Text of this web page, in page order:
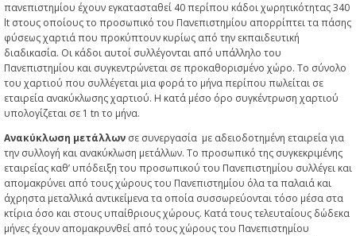
πανεπιστημίου έχουν εγκατασταθεί 40 περίπου κάδοι χωρητικότητας 340
lt στους οποίους το προσωπικό του Πανεπιστημίου απορρίπτει τα πάσης
φύσεως χαρτιά που προκύπτουν κυρίως από την εκπαιδευτική
διαδικασία. Οι κάδοι αυτοί συλλέγονται από υπάλληλο του
Πανεπιστημίου και συγκεντρώνεται σε προκαθορισμένο χώρο. Το σύνολο
του χαρτιού που συλλέγεται μια φορά το μήνα περίπου πωλείται σε
εταιρεία ανακύκλωσης χαρτιού. Η κατά μέσο όρο συγκέντρωση χαρτιού
υπολογίζεται σε 1 tn το μήνα.
Ανακύκλωση μετάλλων σε συνεργασία με αδειοδοτημένη εταιρεία για
την συλλογή και ανακύκλωση μετάλλων. Το προσωπικό της συγκεκριμένης
εταιρείας καθ’ υπόδειξη του προσωπικού του Πανεπιστημίου συλλέγει και
απομακρύνει από τους χώρους του Πανεπιστημίου όλα τα παλαιά και
άχρηστα μεταλλικά αντικείμενα τα οποία συσσωρεύονται τόσο μέσα στα
κτίρια όσο και στους υπαίθριους χώρους. Κατά τους τελευταίους δώδεκα
μήνες έχουν απομακρυνθεί από τους χώρους του Πανεπιστημίου